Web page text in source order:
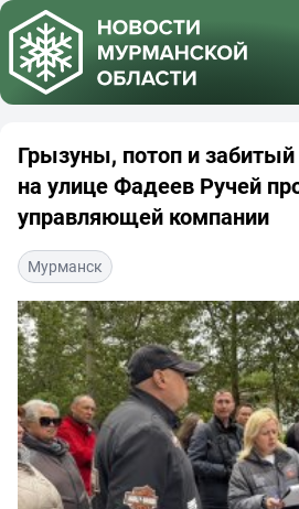
Грызуны, потоп и забитый
на улице Фадеев Ручей
управляющей компании
Мурманск